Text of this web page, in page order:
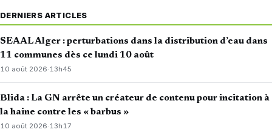
DERNIERS ARTICLES
SEAAL Alger : perturbations dans la distribution d’eau dans
11 communes dès ce lundi 10 août
10 août 2026·13h45
Blida : La GN arrête un créateur de contenu pour incitation à
la haine contre les « barbus »
10 août 2026·13h17